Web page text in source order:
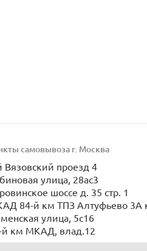
самовывоза г. Москва
Вязовский проезд 4
улица, 28ас3
шоссе д. 35 стр. 1
84-й км ТПЗ Алтуфьево 3А
улица, 5с16
й км МКАД, влад.12